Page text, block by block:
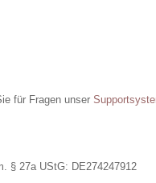
für Fragen unser
§ 27a UStG: DE274247912